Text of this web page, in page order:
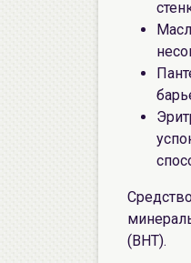
(BHT).